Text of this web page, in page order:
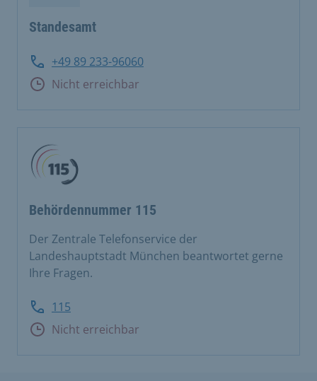
Standesamt
+49 89 233-96060
Nicht erreichbar
Behördennummer 115
Der Zentrale Telefonservice der
Landeshauptstadt München beantwortet gerne
Ihre Fragen.
115
Nicht erreichbar